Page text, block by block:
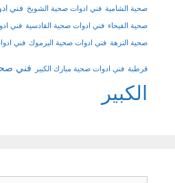
صحية الشامية فني ادوات صحية الشويخ فني
صحية الفيحاء فني ادوات صحية القادسية فني
صحية النزهة فني ادوات صحية اليرموك فني
قرطبة فني ادوات صحية مبارك الكبير فني
الكبير